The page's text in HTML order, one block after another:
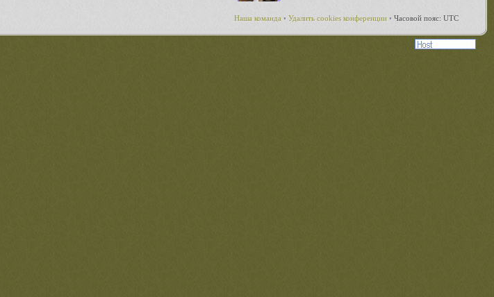
Наша команда • Удалить cookies конференции • Часовой пояс: UTC